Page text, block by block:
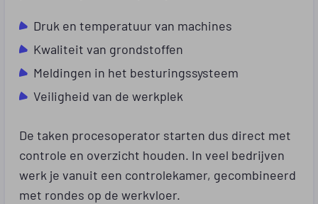
Druk en temperatuur van machines
Kwaliteit van grondstoffen
Meldingen in het besturingssysteem
Veiligheid van de werkplek
De taken procesoperator starten dus direct met
controle en overzicht houden. In veel bedrijven
werk je vanuit een controlekamer, gecombineerd
met rondes op de werkvloer.